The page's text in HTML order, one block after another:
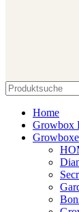
Home
Growbox